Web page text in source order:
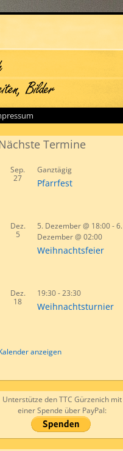
Termine
Sep.
27
Ganztägig
Pfarrfest
Dez.
5
5. Dezember @ 18:00-6.
Dezember @ 02:00
Weihnachtsfeier
Dez.
18
19:30-23:30
Weihnachtsturnier
anzeigen
Unterstütze den TTC Gürzenich mit
einer Spende über PayPal: